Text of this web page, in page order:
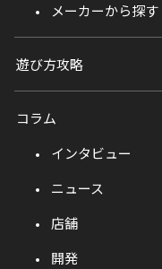
メーカーから探す
遊び方攻略
コラム
インタビュー
ニュース
店舗
開発